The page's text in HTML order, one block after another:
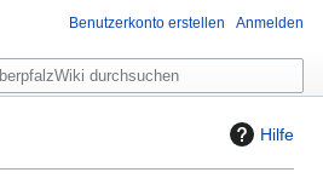
Hilfe
Benutzerkonto erstellen Anmelden